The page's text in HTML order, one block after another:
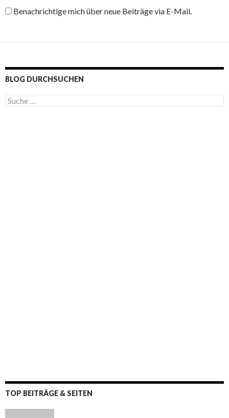
Benachrichtige mich über neue Beiträge via E-Mail.
BLOG DURCHSUCHEN
S
u
TOP BEITRÄGE & SEITEN